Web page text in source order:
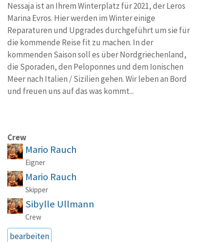
Nessaja ist an Ihrem Winterplatz für 2021, der Leros
Marina Evros. Hier werden im Winter einige
Reparaturen und Upgrades durchgeführt um sie für
die kommende Reise fit zu machen. In der
kommenden Saison soll es über Nordgriechenland,
die Sporaden, den Peloponnes und dem Ionischen
Meer nach Italien / Sizilien gehen. Wir leben an Bord
und freuen uns auf das was kommt...
Crew
Mario Rauch
Eigner
Mario Rauch
Skipper
Sibylle Ullmann
Crew
bearbeiten